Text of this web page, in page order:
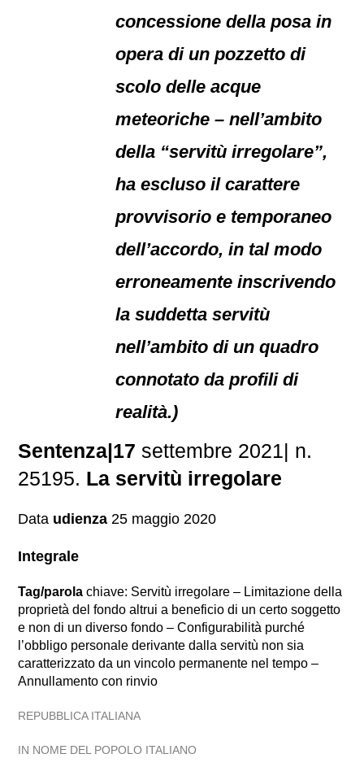
concessione della posa in
opera di un pozzetto di
scolo delle acque
meteoriche – nell’ambito
della “servitù irregolare”,
ha escluso il carattere
provvisorio e temporaneo
dell’accordo, in tal modo
erroneamente inscrivendo
la suddetta servitù
nell’ambito di un quadro
connotato da profili di
realità.)
Sentenza|17 settembre 2021| n.
25195. La servitù irregolare
Data udienza 25 maggio 2020
Integrale
Tag/parola chiave: Servitù irregolare – Limitazione della
proprietà del fondo altrui a beneficio di un certo soggetto
e non di un diverso fondo – Configurabilità purché
l’obbligo personale derivante dalla servitù non sia
caratterizzato da un vincolo permanente nel tempo –
Annullamento con rinvio
REPUBBLICA ITALIANA
IN NOME DEL POPOLO ITALIANO